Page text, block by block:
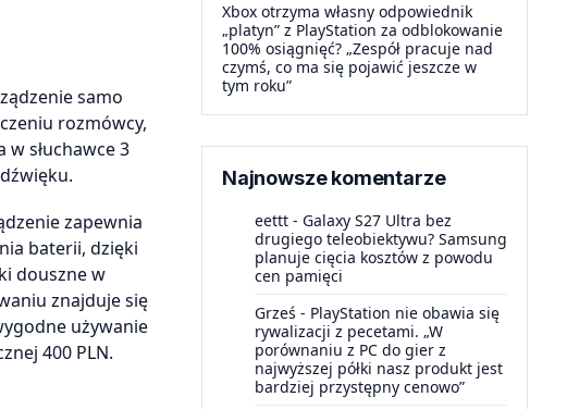
samo
rozmówcy,
słuchawce 3
zapewnia
baterii, dzięki
douszne w
znajduje się
używanie
400 PLN.
Xbox otrzyma własny odpowiednik
„platyn” z PlayStation za odblokowanie
100% osiągnięć? „Zespół pracuje nad
czymś, co ma się pojawić jeszcze w
tym roku”
Najnowsze komentarze
eettt - Galaxy S27 Ultra bez
drugiego teleobiektywu? Samsung
planuje cięcia kosztów z powodu
cen pamięci
Grześ - PlayStation nie obawia się
rywalizacji z pecetami. „W
porównaniu z PC do gier z
najwyższej półki nasz produkt jest
bardziej przystępny cenowo”